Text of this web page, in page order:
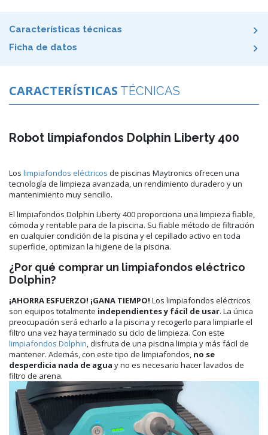
Características técnicas
Ficha de datos
CARACTERÍSTICAS TÉCNICAS
Robot limpiafondos Dolphin Liberty 400
Los limpiafondos eléctricos de piscinas Maytronics ofrecen una
tecnología de limpieza avanzada, un rendimiento duradero y un
mantenimiento muy sencillo.
El limpiafondos Dolphin Liberty 400 proporciona una limpieza fiable,
cómoda y rentable para de la piscina. Su fiable método de filtración
en cualquier condición de la piscina y el cepillado activo en toda
superficie, optimizan la higiene de la piscina.
¿Por qué comprar un limpiafondos eléctrico
Dolphin?
¡AHORRA ESFUERZO! ¡GANA TIEMPO! Los limpiafondos eléctricos
son equipos totalmente independientes y fácil de usar. La única
preocupación será echarlo a la piscina y recogerlo para limpiarle el
filtro una vez haya terminado su ciclo de limpieza. Con este
limpiafondos Dolphin, disfruta de una piscina limpia y más fácil de
mantener. Además, con este tipo de limpiafondos, no se
desperdicia nada de agua y no es necesario hacer lavados de
filtro de arena.